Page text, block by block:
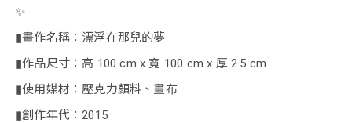
✨
▮畫作名稱：漂浮在那兒的夢
▮作品尺寸：高 100 cm x 寬 100 cm x 厚 2.5 cm
▮使用媒材：壓克力顏料、畫布
▮創作年代：2015